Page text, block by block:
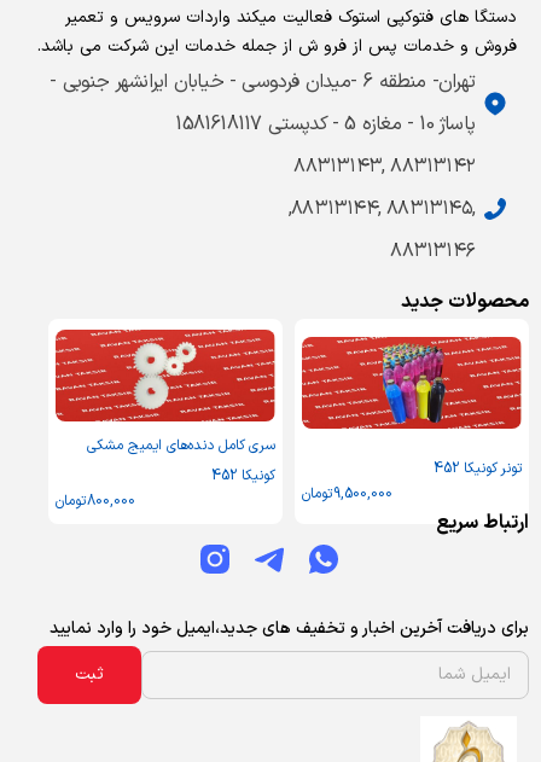
دستگا های فتوکپی استوک فعالیت میکند واردات سرویس و تعمیر
فروش و خدمات پس از فرو ش از جمله خدمات این شرکت می باشد.
تهران- منطقه 6 -میدان فردوسی - خیابان ایرانشهر جنوبی -
پاساژ 10 - مغازه 5 - کدپستی 1581618117
۸۸۳۱۳۱۴۲ ,۸۸۳۱۳۱۴۳
,۸۸۳۱۳۱۴۵ ,۸۸۳۱۳۱۴۴,
۸۸۳۱۳۱۴۶
محصولات جدید
تونر کونیکا 452
9,500,000تومان
سری کامل دنده‌های ایمیج مشکی
کونیکا 452
800,000تومان
ارتباط سریع
برای دریافت آخرین اخبار و تخفیف های جدید،ایمیل خود را وارد نمایید
ثبت